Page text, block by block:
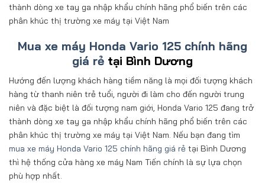
thành dòng xe tay ga nhập khẩu chính hãng phổ biến trên các
phân khúc thị trường xe máy tại Việt Nam
Mua xe máy Honda Vario 125 chính hãng
giá rẻ tại Bình Dương
Hướng đến lượng khách hàng tiềm năng là mọi đối tượng khách
hàng từ thanh niên trẻ tuổi, người đi làm cho đến người trung
niên và đặc biệt là đối tượng nam giới, Honda Vario 125 đang trở
thành dòng xe tay ga nhập khẩu chính hãng phổ biến trên các
phân khúc thị trường xe máy tại Việt Nam. Nếu bạn đang tìm
mua xe máy Honda Vario 125 chính hãng giá rẻ tại Bình Dương
thì hệ thống cửa hàng xe máy Nam Tiến chính là sự lựa chọn
phù hợp nhất.